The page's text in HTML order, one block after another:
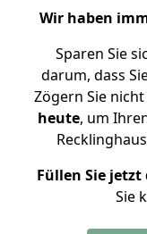
Wir haben
Sparen Sie
darum, dass
Zögern Sie
heute, um
Füllen Sie
Sie